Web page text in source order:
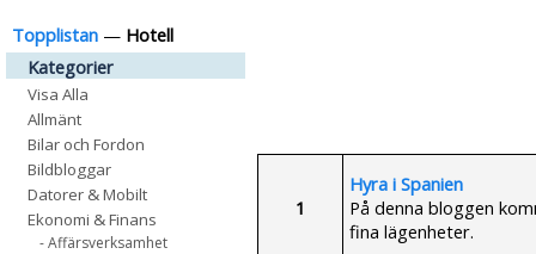
Topplistan — Hotell
Kategorier
Visa Alla
Allmänt
Bilar och Fordon
Bildbloggar
Datorer & Mobilt
Ekonomi & Finans
- Affärsverksamhet
1
Hyra i Spanien
På denna bloggen
fina lägenheter.